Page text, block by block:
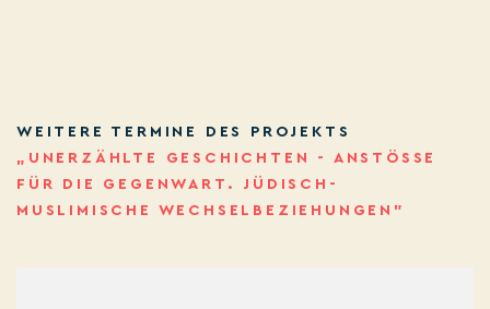
WEITERE TERMINE DES PROJEKTS
„UNERZÄHLTE GESCHICHTEN - ANSTÖSSE F
ÜR DIE GEGENWART. JÜDISCH-M
USLIMISCHE WECHSELBEZIEHUNGEN”